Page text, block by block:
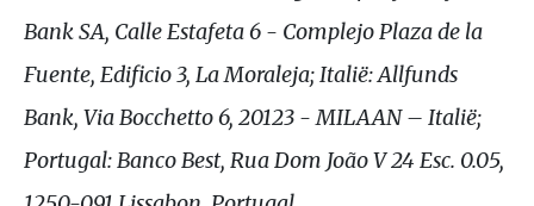
BankSA, Calle Estafeta 6 - Complejo Plaza de la
Fuente, Edificio 3, La Moraleja; Italië: Allfunds
Bank, Via Bocchetto 6, 20123 - MILAAN– Italië;
Portugal: Banco Best, Rua Dom João V 24 Esc. 0.05,